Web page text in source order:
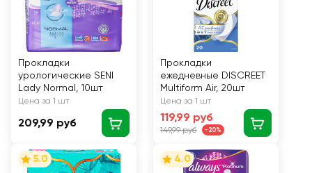
Прокладки
урологические SENI
Lady Normal, 10шт
Цена за 1 шт
209,99 руб
Прокладки
ежедневные DISCREET
Multiform Air, 20шт
Цена за 1 шт
119,99 руб
149,99 руб -20%
5.0 4.0